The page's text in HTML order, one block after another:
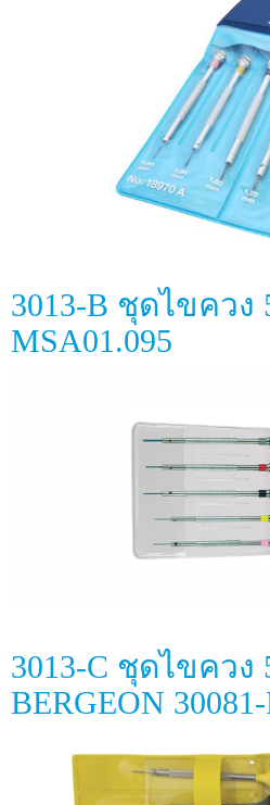
3013-B ชุดไขควง
MSA01.095
3013-C ชุดไขควง
BERGEON 30081-